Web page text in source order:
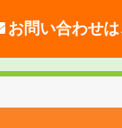
お問い合わせは